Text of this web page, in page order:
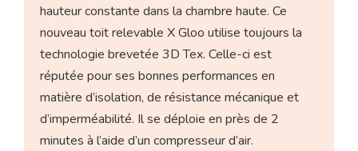
hauteur constante dans la chambre haute. Ce
nouveau toit relevable X Gloo utilise toujours la
technologie brevetée 3D Tex. Celle-ci est
réputée pour ses bonnes performances en
matière d’isolation, de résistance mécanique et
d’imperméabilité. Il se déploie en près de 2
minutes à l’aide d’un compresseur d’air.